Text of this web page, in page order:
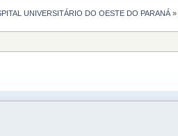
UNIVERSITÁRIO DO OESTE DO PARANÁ»